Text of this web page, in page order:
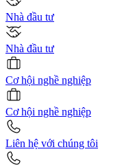
Nhà đầu tư
Nhà đầu tư
Cơ hội nghề nghiệp
Cơ hội nghề nghiệp
Liên hệ với chúng tôi